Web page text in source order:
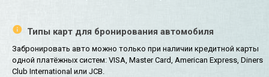
Типы карт для бронирования автомобиля
Забронировать авто можно только при наличии кредитной карты
одной платёжных систем: VISA, Master Card, American Express, Diners
Club International или JCB.